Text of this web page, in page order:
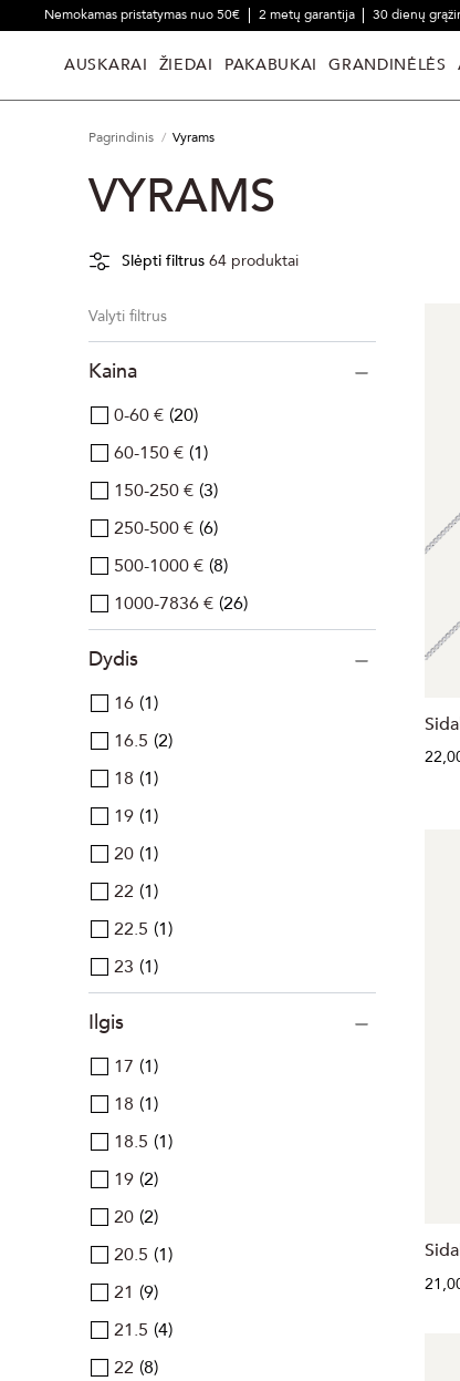
Nemokamas pristatymas nuo 50€ 2 metų garantija 30 dienų
AUSKARAI ŽIEDAI PAKABUKAI GRANDINĖLĖS
Pagrindinis Vyrams
VYRAMS
Slėpti filtrus 64 produktai
Valyti filtrus
Kaina
0-60 € 20
60-150 € 1
150-250 € 3
250-500 € 6
500-1000 € 8
1000-7836 € 26
Dydis
16 1
16.5 2
18 1
19 1
20 1
22 1
22.5 1
23 1
Ilgis
17 1
18 1
18.5 1
19 2
20 2
20.5 1
21 9
21.5 4
22 8